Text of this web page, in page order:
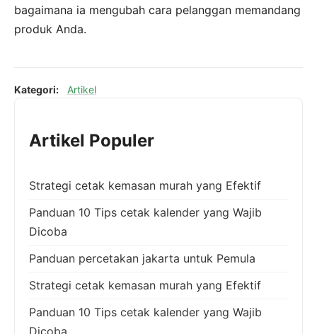
bagaimana ia mengubah cara pelanggan memandang
produk Anda.
Kategori: Artikel
Artikel Populer
Strategi cetak kemasan murah yang Efektif
Panduan 10 Tips cetak kalender yang Wajib
Dicoba
Panduan percetakan jakarta untuk Pemula
Strategi cetak kemasan murah yang Efektif
Panduan 10 Tips cetak kalender yang Wajib